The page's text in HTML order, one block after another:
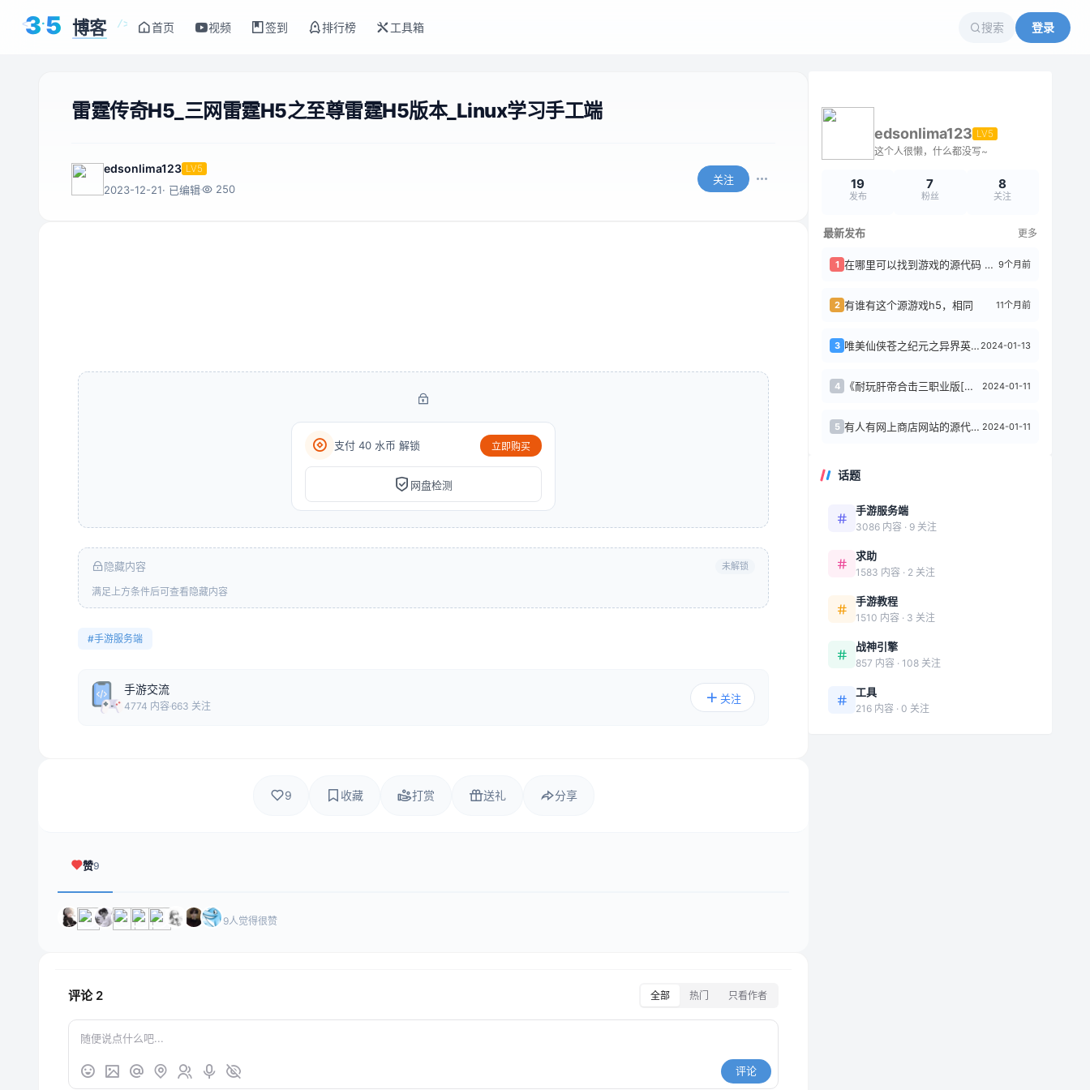
< />
35 博客 首页 视频 签到 排行榜 工具箱 搜索 登录
雷霆传奇H5_三网雷霆H5之至尊雷霆H5版本_Linux学习手工端
edsonlima123 LV5
2023-12-21· 已编辑 250
关注
支付 40 水币 解锁 立即购买
网盘检测
隐藏内容 未解锁
满足上方条件后可查看隐藏内容
#手游服务端
手游交流
4774 内容 663 关注
关注
9 收藏 打赏 送礼 分享
赞9
9人觉得很赞
评论 2 全部 热门 只看作者
评论
edsonlima123 LV5
这个人很懒，什么都没写~
19
发布
7
粉丝
8
关注
最新发布 更多
1 在哪里可以找到游戏的源代码 永恒之刃 H5 9个月前
2 有谁有这个源游戏h5，相同 11个月前
3 唯美仙侠苍之纪元之异界英雄传说_Linux学习手工服务端_通用语音视频教程_GM... 2024-01-13
4 《耐玩肝帝合击三职业版[白猪3]传奇手游》通用视频教程，包含安卓和iOS双端操作... 2024-01-11
5 有人有网上商店网站的源代码吗？ 对于奇迹甲骨文mu h5游戏？ 2024-01-11
话题
手游服务端
3086 内容 · 9 关注
求助
1583 内容 · 2 关注
手游教程
1510 内容 · 3 关注
战神引擎
857 内容 · 108 关注
工具
216 内容 · 0 关注